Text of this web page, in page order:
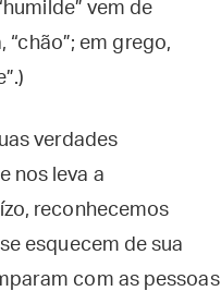
vem de
“chão”; em grego,
verdades
nos leva a
reconhecemos
esquecem de sua
com as pessoas